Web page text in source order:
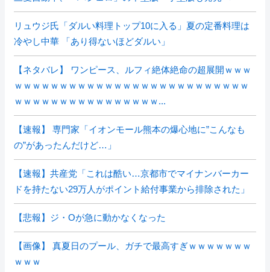
リュウジ氏「ダルい料理トップ10に入る」夏の定番料理は
冷やし中華 「あり得ないほどダルい」
【ネタバレ】 ワンピース、ルフィ絶体絶命の超展開ｗｗｗ
ｗｗｗｗｗｗｗｗｗｗｗｗｗｗｗｗｗｗｗｗｗｗｗｗｗｗ
ｗｗｗｗｗｗｗｗｗｗｗｗｗｗｗｗ...
【速報】 専門家「イオンモール熊本の爆心地に”こんなも
の”があったんだけど…」
【速報】共産党「これは酷い…京都市でマイナンバーカー
ドを持たない29万人がポイント給付事業から排除された」
【悲報】ジ・Oが急に動かなくなった
【画像】 真夏日のプール、ガチで最高すぎｗｗｗｗｗｗｗ
ｗｗｗ